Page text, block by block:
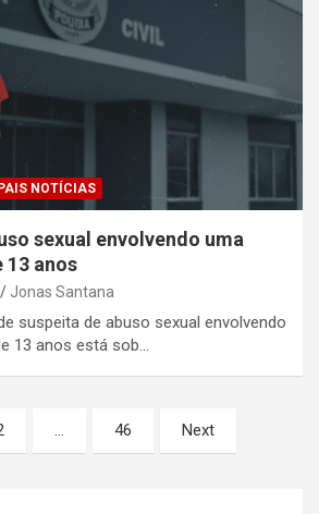
NOTÍCIAS
sexual envolvendo uma
13 anos
Jonas Santana
suspeita de abuso sexual envolvendo
13 anos está sob…
… 46 Next